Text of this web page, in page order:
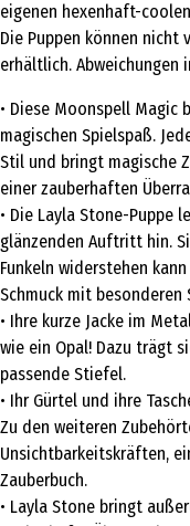
eigenen hexenhaft-
Die Puppen können
erhältlich. Abweichungen
• Diese Moonspell Magic
magischen Spielspaß.
Stil und bringt magische
einer zauberhaften
• Die Layla Stone-Puppe
glänzenden Auftritt hin.
Funkeln widerstehen
Schmuck mit
• Ihre kurze Jacke im
wie ein Opal! Dazu trägt
passende Stiefel.
• Ihr Gürtel und ihre
Zu den weiteren
Unsichtbarkeitskräften,
Zauberbuch.
• Layla Stone bringt